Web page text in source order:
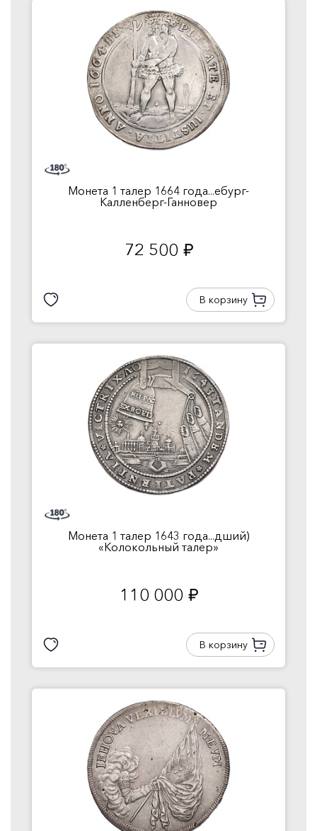
Монета 1 талер 1664 года...ебург-
Калленберг-Ганновер
72 500 руб.
В корзину
Монета 1 талер 1643 года...дший)
«Колокольный талер»
110 000 руб.
В корзину